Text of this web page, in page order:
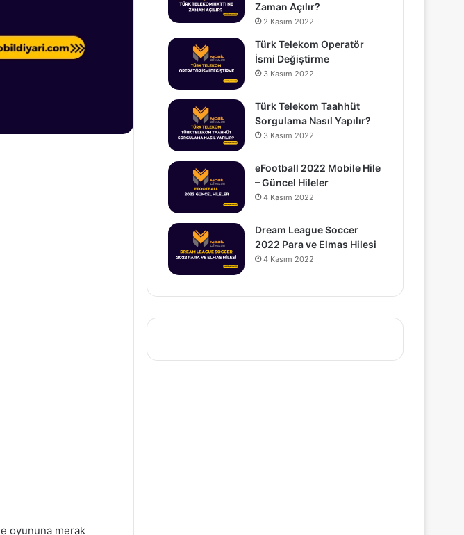
oyununa merak
Zaman Açılır?
2 Kasım 2022
Türk Telekom Operatör
İsmi Değiştirme
3 Kasım 2022
Türk Telekom Taahhüt
Sorgulama Nasıl Yapılır?
3 Kasım 2022
eFootball 2022 Mobile Hile
– Güncel Hileler
4 Kasım 2022
Dream League Soccer
2022 Para ve Elmas Hilesi
4 Kasım 2022